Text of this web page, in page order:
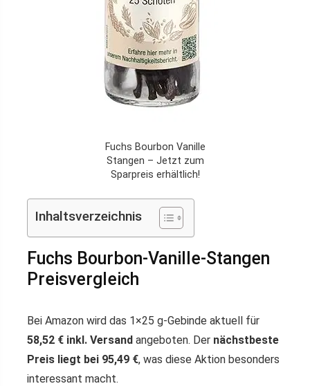
Fuchs Bourbon Vanille
Stangen – Jetzt zum
Sparpreis erhältlich!
Inhaltsverzeichnis
Fuchs Bourbon-Vanille-Stangen
Preisvergleich
Bei Amazon wird das 1×25 g-Gebinde aktuell für
58,52 € inkl. Versand angeboten. Der nächstbeste
Preis liegt bei 95,49 €, was diese Aktion besonders
interessant macht.